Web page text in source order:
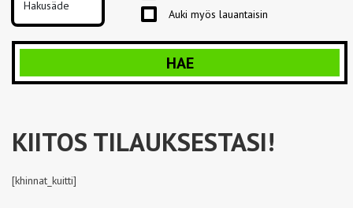
Auki myös lauantaisin
HAE
KIITOS TILAUKSESTASI!
[khinnat_kuitti]